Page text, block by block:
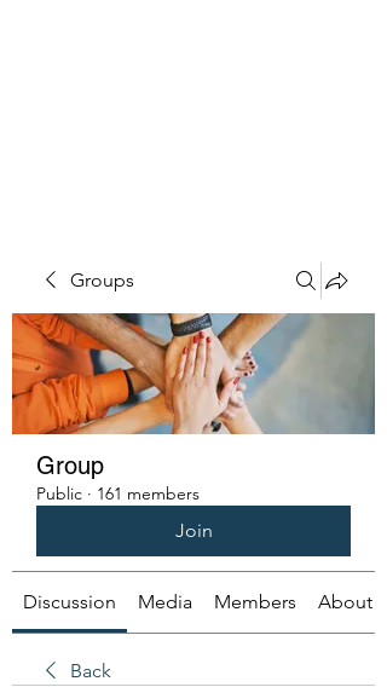
Groups
Group
Public · 161 members
Join
Discussion Media Members About
Back